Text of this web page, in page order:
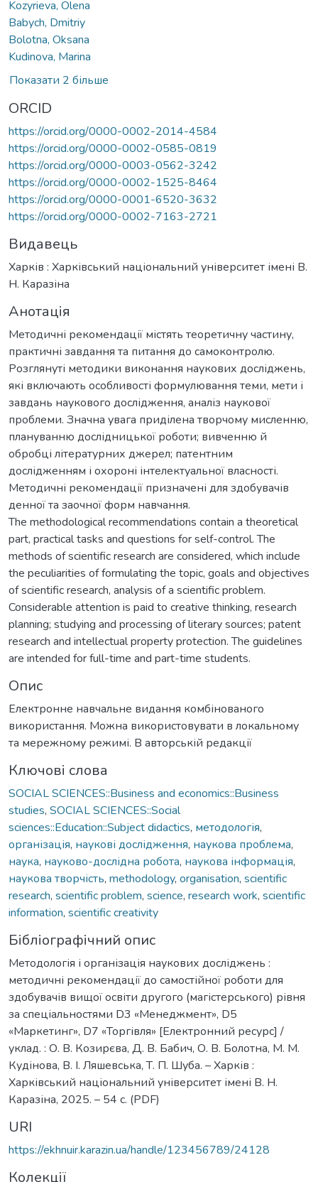
Kozyrieva, Olena
Babych, Dmitriy
Bolotna, Oksana
Kudinova, Marina
Показати 2 більше
ORCID
https://orcid.org/0000-0002-2014-4584
https://orcid.org/0000-0002-0585-0819
https://orcid.org/0000-0003-0562-3242
https://orcid.org/0000-0002-1525-8464
https://orcid.org/0000-0001-6520-3632
https://orcid.org/0000-0002-7163-2721
Видавець
Харків : Харківський національний університет імені В.
Н. Каразіна
Анотація
Методичні рекомендації містять теоретичну частину,
практичні завдання та питання до самоконтролю.
Розглянуті методики виконання наукових досліджень,
які включають особливості формулювання теми, мети і
завдань наукового дослідження, аналіз наукової
проблеми. Значна увага приділена творчому мисленню,
плануванню дослідницької роботи; вивченню й
обробці літературних джерел; патентним
дослідженням і охороні інтелектуальної власності.
Методичні рекомендації призначені для здобувачів
денної та заочної форм навчання.
The methodological recommendations contain a theoretical
part, practical tasks and questions for self-control. The
methods of scientific research are considered, which include
the peculiarities of formulating the topic, goals and objectives
of scientific research, analysis of a scientific problem.
Considerable attention is paid to creative thinking, research
planning; studying and processing of literary sources; patent
research and intellectual property protection. The guidelines
are intended for full-time and part-time students.
Опис
Електронне навчальне видання комбінованого
використання. Можна використовувати в локальному
та мережному режимі. В авторській редакції
Ключові слова
SOCIAL SCIENCES::Business and economics::Business
studies, SOCIAL SCIENCES::Social
sciences::Education::Subject didactics, методологія,
організація, наукові дослідження, наукова проблема,
наука, науково-дослідна робота, наукова інформація,
наукова творчість, methodology, organisation, scientific
research, scientific problem, science, research work, scientific
information, scientific creativity
Бібліографічний опис
Методологія і організація наукових досліджень :
методичні рекомендації до самостійної роботи для
здобувачів вищої освіти другого (магістерського) рівня
за спеціальностями D3 «Менеджмент», D5
«Маркетинг», D7 «Торгівля» [Електронний ресурс] /
уклад. : О. В. Козирєва, Д. В. Бабич, О. В. Болотна, М. М.
Кудінова, В. І. Ляшевська, Т. П. Шуба. – Харків :
Харківський національний університет імені В. Н.
Каразіна, 2025. – 54 с. (PDF)
URI
https://ekhnuir.karazin.ua/handle/123456789/24128
Колекції